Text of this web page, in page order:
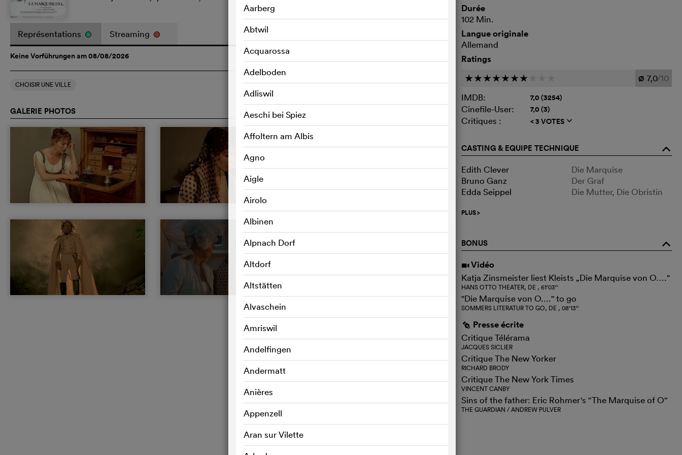
Représentations Streaming
Keine Vorführungen am 08/08/2026
CHOISIR UNE VILLE
Aarberg
Abtwil
Acquarossa
Adelboden
Adliswil
Aeschi bei Spiez
Affoltern am Albis
Agno
Aigle
Airolo
Albinen
Alpnach Dorf
Altdorf
Altstätten
Alvaschein
Amriswil
Andelfingen
Andermatt
Anières
Appenzell
Aran sur Vilette
GALERIE PHOTOS
Durée
102 Min.
Langue originale
Allemand
Ratings
c c c c c c c Ø 7,0/10
IMDB:
7,0 (3254)
Cinefile-User: 7,0 (3)
Critiques : < 3 VOTES q
CASTING & EQUIPE TECHNIQUE o
Edith Clever
Die Marquise
Bruno Ganz
Der Graf
Edda Seippel
Die Mutter, Die Obristin
PLUS>
BONUS o
i Vidéo
Katja Zinsmeister liest Kleists „Die Marquise von O…."
HANS OTTO THEATER, DE , 61‘03‘‘
"Die Marquise von O...." to go
SOMMERS LITERATUR TO GO, DE , 08‘13‘‘
g Presse écrite
Critique Télérama
JACQUES SICLIER
Critique The New Yorker
RICHARD BRODY
Critique The New York Times
VINCENT CANBY
Sins of the father: Eric Rohmer's "The Marquise of O"
THE GUARDIAN / ANDREW PULVER